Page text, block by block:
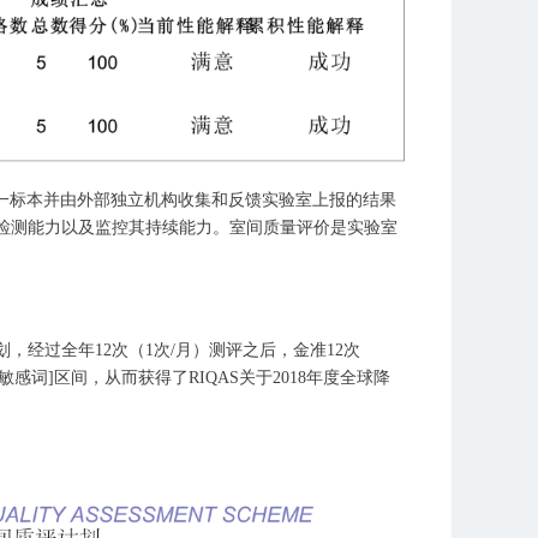
标本并由外部独立机构收集和反馈实验室上报的结果
能力以及监控其持续能力。室间质量评价是实验室
经过全年12次（1次/月）测评之后，金准12次
感词]区间，从而获得了RIQAS关于2018年度全球降